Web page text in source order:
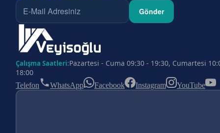
Gönder
Çalışma Saatleri:Pazartesi - Cuma 09:30 - 19:30, Cumartesi
18:00
Telefon WhatsApp Facebook Instagram YouTube